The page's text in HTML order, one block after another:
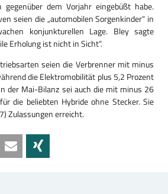
gegenüber dem Vorjahr eingebüßt habe.
seien die „automobilen Sorgenkinder“ in
konjunkturellen Lage. Bley sagte
Erholung ist nicht in Sicht“.
seien die Verbrenner mit minus
die Elektromobilität plus 5,2 Prozent
der Mai-Bilanz sei auch die mit minus 26
die beliebten Hybride ohne Stecker. Sie
Zulassungen erreicht.